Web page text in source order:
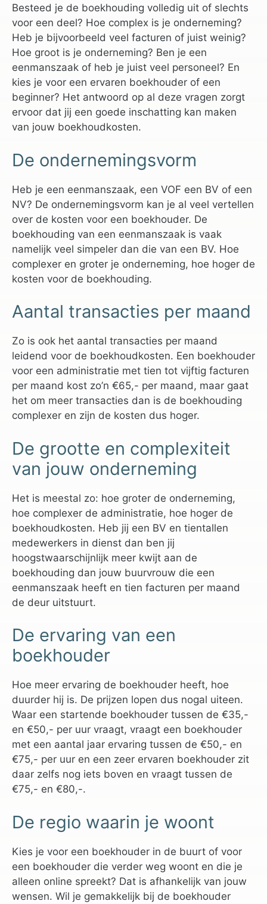
Besteed je de boekhouding volledig uit of slechts
voor een deel? Hoe complex is je onderneming?
Heb je bijvoorbeeld veel facturen of juist weinig?
Hoe groot is je onderneming? Ben je een
eenmanszaak of heb je juist veel personeel? En
kies je voor een ervaren boekhouder of een
beginner? Het antwoord op al deze vragen zorgt
ervoor dat jij een goede inschatting kan maken
van jouw boekhoudkosten.
De ondernemingsvorm
Heb je een eenmanszaak, een VOF een BV of een
NV? De ondernemingsvorm kan je al veel vertellen
over de kosten voor een boekhouder. De
boekhouding van een eenmanszaak is vaak
namelijk veel simpeler dan die van een BV. Hoe
complexer en groter je onderneming, hoe hoger de
kosten voor de boekhouding.
Aantal transacties per maand
Zo is ook het aantal transacties per maand
leidend voor de boekhoudkosten. Een boekhouder
voor een administratie met tien tot vijftig facturen
per maand kost zo’n €65,- per maand, maar gaat
het om meer transacties dan is de boekhouding
complexer en zijn de kosten dus hoger.
De grootte en complexiteit
van jouw onderneming
Het is meestal zo: hoe groter de onderneming,
hoe complexer de administratie, hoe hoger de
boekhoudkosten. Heb jij een BV en tientallen
medewerkers in dienst dan ben jij
hoogstwaarschijnlijk meer kwijt aan de
boekhouding dan jouw buurvrouw die een
eenmanszaak heeft en tien facturen per maand
de deur uitstuurt.
De ervaring van een
boekhouder
Hoe meer ervaring de boekhouder heeft, hoe
duurder hij is. De prijzen lopen dus nogal uiteen.
Waar een startende boekhouder tussen de €35,-
en €50,- per uur vraagt, vraagt een boekhouder
met een aantal jaar ervaring tussen de €50,- en
€75,- per uur en een zeer ervaren boekhouder zit
daar zelfs nog iets boven en vraagt tussen de
€75,- en €80,-.
De regio waarin je woont
Kies je voor een boekhouder in de buurt of voor
een boekhouder die verder weg woont en die je
alleen online spreekt? Dat is afhankelijk van jouw
wensen. Wil je gemakkelijk bij de boekhouder